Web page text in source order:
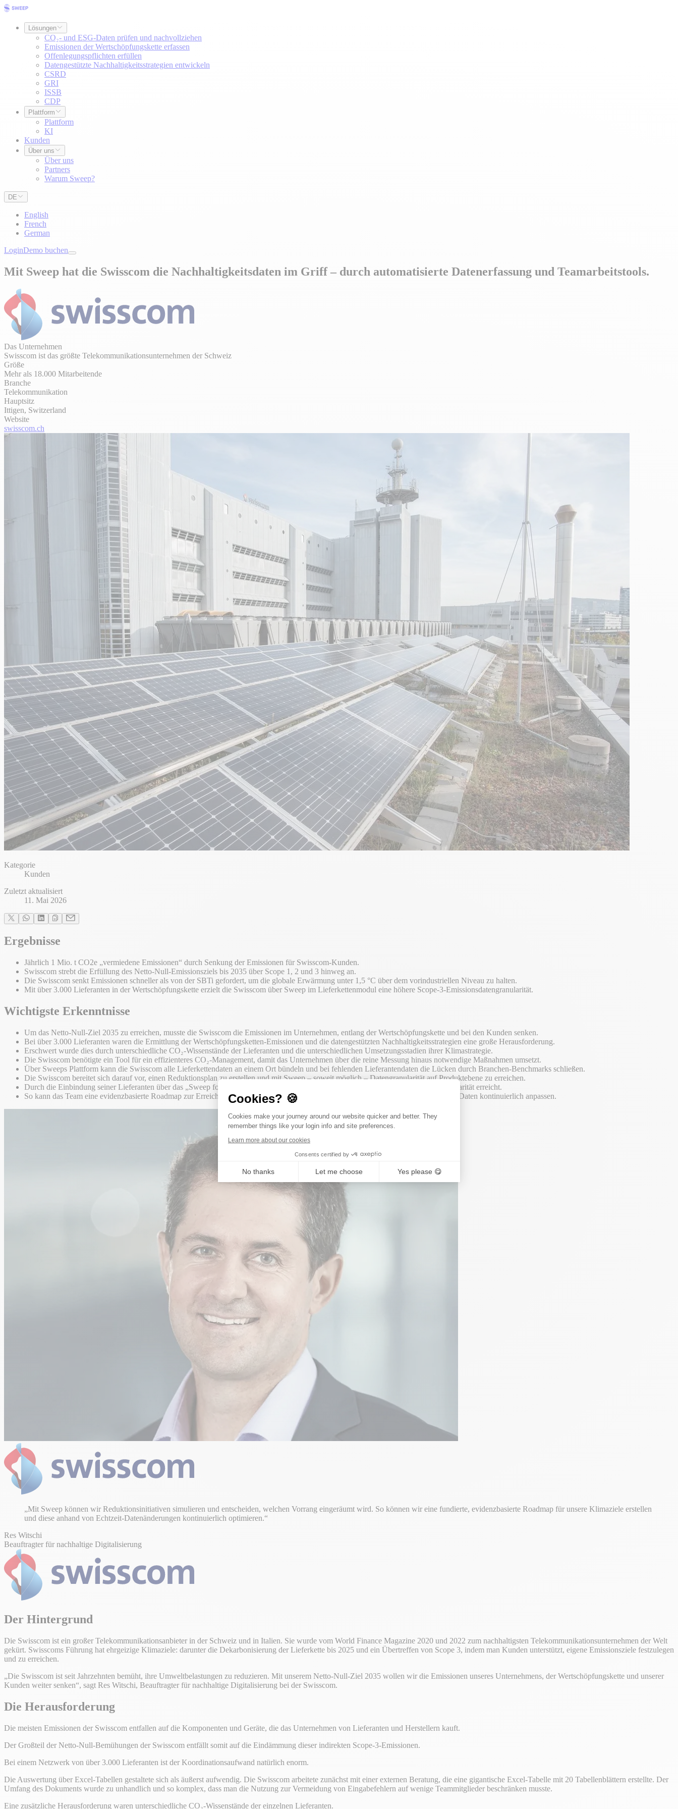
Cookies? 🍪
Consent Management Platform: Personalize Your Options
Cookies make your journey around our website quicker and better. They
remember things like your login info and site preferences.
Learn more about our cookies
Consents certified by
No thanks Let me choose Yes please 😋
Axeptio consent
Lösungen
CO₂- und ESG-Daten prüfen und nachvollziehen
Emissionen der Wertschöpfungskette erfassen
Offenlegungspflichten erfüllen
Datengestützte Nachhaltigkeitsstrategien entwickeln
CSRD
GRI
ISSB
CDP
Plattform
Plattform
KI
Kunden
Über uns
Über uns
Partners
Warum Sweep?
DE
English
French
German
LoginDemo buchen
Mit Sweep hat die Swisscom die Nachhaltigkeitsdaten im Griff – durch automatisierte Datenerfassung und Teamarbeitstools.
Das Unternehmen
Swisscom ist das größte Telekommunikationsunternehmen der Schweiz
Größe
Mehr als 18.000 Mitarbeitende
Branche
Telekommunikation
Hauptsitz
Ittigen, Switzerland
Website
swisscom.ch
Kategorie
Kunden
Zuletzt aktualisiert
11. Mai 2026
Ergebnisse
Jährlich 1 Mio. t CO2e „vermiedene Emissionen“ durch Senkung der Emissionen für Swisscom-Kunden.
Swisscom strebt die Erfüllung des Netto-Null-Emissionsziels bis 2035 über Scope 1, 2 und 3 hinweg an.
Die Swisscom senkt Emissionen schneller als von der SBTi gefordert, um die globale Erwärmung unter 1,5 °C über dem vorindustriellen Niveau zu halten.
Mit über 3.000 Lieferanten in der Wertschöpfungskette erzielt die Swisscom über Sweep im Lieferkettenmodul eine höhere Scope-3-Emissionsdatengranularität.
Wichtigste Erkenntnisse
Um das Netto-Null-Ziel 2035 zu erreichen, musste die Swisscom die Emissionen im Unternehmen, entlang der Wertschöpfungskette und bei den Kunden senken.
Bei über 3.000 Lieferanten waren die Ermittlung der Wertschöpfungsketten-Emissionen und die datengestützten Nachhaltigkeitsstrategien eine große Herausforderung.
Erschwert wurde dies durch unterschiedliche CO₂-Wissenstände der Lieferanten und die unterschiedlichen Umsetzungsstadien ihrer Klimastrategie.
Die Swisscom benötigte ein Tool für ein effizienteres CO₂-Management, damit das Unternehmen über die reine Messung hinaus notwendige Maßnahmen umsetzt.
Über Sweeps Plattform kann die Swisscom alle Lieferkettendaten an einem Ort bündeln und bei fehlenden Lieferantendaten die Lücken durch Branchen-Benchmarks schließen.
Die Swisscom bereitet sich darauf vor, einen Reduktionsplan zu erstellen und mit Sweep – soweit möglich – Datengranularität auf Produktebene zu erreichen.
Durch die Einbindung seiner Lieferanten über das „Sweep for Supply Chain“-Modul hat die Swisscom eine weitaus höhere Datengranularität erreicht.
So kann das Team eine evidenzbasierte Roadmap zur Erreichung der Klimaziele erstellen und diese anhand von Echtzeitänderungen der Daten kontinuierlich anpassen.
„Mit Sweep können wir Reduktionsinitiativen simulieren und entscheiden, welchen Vorrang eingeräumt wird. So können wir eine fundierte, evidenzbasierte Roadmap für unsere Klimaziele erstellen
und diese anhand von Echtzeit-Datenänderungen kontinuierlich optimieren.“
Res Witschi
Beauftragter für nachhaltige Digitalisierung
Der Hintergrund
Die Swisscom ist ein großer Telekommunikationsanbieter in der Schweiz und in Italien. Sie wurde vom World Finance Magazine 2020 und 2022 zum nachhaltigsten Telekommunikationsunternehmen der Welt
gekürt. Swisscoms Führung hat ehrgeizige Klimaziele: darunter die Dekarbonisierung der Lieferkette bis 2025 und ein Übertreffen von Scope 3, indem man Kunden unterstützt, eigene Emissionsziele festzulegen
und zu erreichen.
„Die Swisscom ist seit Jahrzehnten bemüht, ihre Umweltbelastungen zu reduzieren. Mit unserem Netto-Null-Ziel 2035 wollen wir die Emissionen unseres Unternehmens, der Wertschöpfungskette und unserer
Kunden weiter senken“, sagt Res Witschi, Beauftragter für nachhaltige Digitalisierung bei der Swisscom.
Die Herausforderung
Die meisten Emissionen der Swisscom entfallen auf die Komponenten und Geräte, die das Unternehmen von Lieferanten und Herstellern kauft.
Der Großteil der Netto-Null-Bemühungen der Swisscom entfällt somit auf die Eindämmung dieser indirekten Scope-3-Emissionen.
Bei einem Netzwerk von über 3.000 Lieferanten ist der Koordinationsaufwand natürlich enorm.
Die Auswertung über Excel-Tabellen gestaltete sich als äußerst aufwendig. Die Swisscom arbeitete zunächst mit einer externen Beratung, die eine gigantische Excel-Tabelle mit 20 Tabellenblättern erstellte. Der
Umfang des Dokuments wurde zu unhandlich und so komplex, dass man die Nutzung zur Vermeidung von Eingabefehlern auf wenige Teammitglieder beschränken musste.
Eine zusätzliche Herausforderung waren unterschiedliche CO₂-Wissenstände der einzelnen Lieferanten.